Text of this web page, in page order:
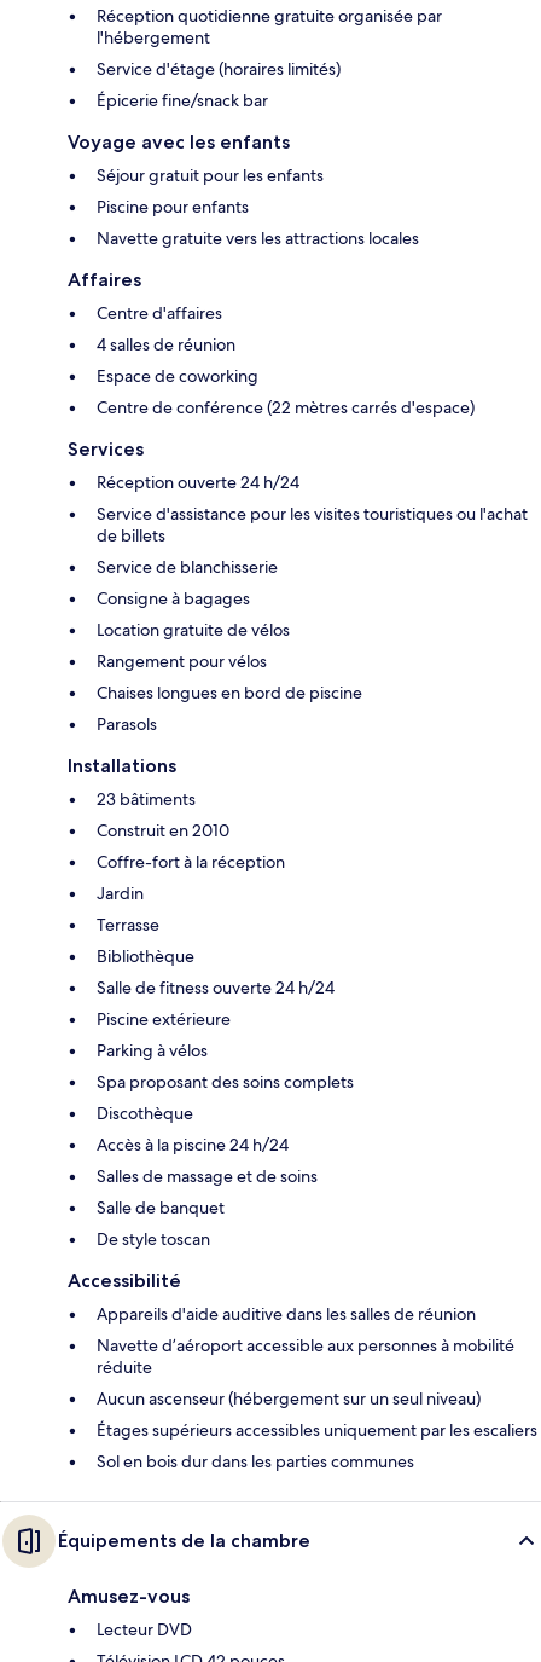
Réception quotidienne gratuite organisée par
l'hébergement
Service d'étage (horaires limités)
Épicerie fine/snack bar
Voyage avec les enfants
Séjour gratuit pour les enfants
Piscine pour enfants
Navette gratuite vers les attractions locales
Affaires
Centre d'affaires
4 salles de réunion
Espace de coworking
Centre de conférence (22 mètres carrés d'espace)
Services
Réception ouverte 24 h/24
Service d'assistance pour les visites touristiques ou l'achat
de billets
Service de blanchisserie
Consigne à bagages
Location gratuite de vélos
Rangement pour vélos
Chaises longues en bord de piscine
Parasols
Installations
23 bâtiments
Construit en 2010
Coffre-fort à la réception
Jardin
Terrasse
Bibliothèque
Salle de fitness ouverte 24 h/24
Piscine extérieure
Parking à vélos
Spa proposant des soins complets
Discothèque
Accès à la piscine 24 h/24
Salles de massage et de soins
Salle de banquet
De style toscan
Accessibilité
Appareils d'aide auditive dans les salles de réunion
Navette d’aéroport accessible aux personnes à mobilité
réduite
Aucun ascenseur (hébergement sur un seul niveau)
Étages supérieurs accessibles uniquement par les escaliers
Sol en bois dur dans les parties communes
Équipements de la chambre
Amusez-vous
Lecteur DVD